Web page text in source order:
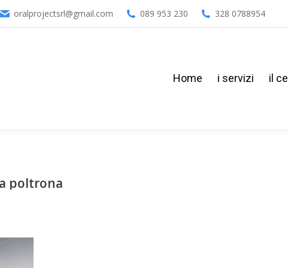
oralprojectsrl@gmail.com 089 953 230 328 0788954
Home i servizi il
poltrona